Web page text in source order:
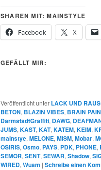
SHAREN MIT: MAINSTYLE
Facebook
X
GEFÄLLT MIR:
Veröffentlicht unter LACK UND
BETON, BLAZIN VIBES, BRAIN
DarmstadtGraffiti, DAWG,
JUMS, KAST, KAT, KATEM, KEIM,
mainstye, MELONE, MISM, Mobar,
OSIRIS, Osmo, PAYS, PDK, PHONE,
SEMOR, SENT, SEWAR, Shadow,
WIRED, Wuam | Schreibe einen